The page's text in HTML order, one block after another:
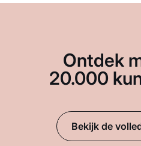
Ontdek
20.000
Bekijk de